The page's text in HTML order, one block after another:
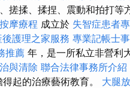
搓揉、揉捏、震動和拍打等
摩療程 成立於 失智症患者
護理之家服務 專業記帳士
推薦 年，是一所私立非營利
與清除 聯合法律事務所介紹
起的治療藝術教育。 大腿